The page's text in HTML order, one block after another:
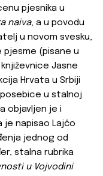
pjesnika u
naiva, a u povodu
u novom svesku,
(pisane u
Jasne
Hrvata u Srbiji
u stalnoj
a objavljen je i
je napisao Lajčo
jednog od
stalna rubrika
u Vojvodini